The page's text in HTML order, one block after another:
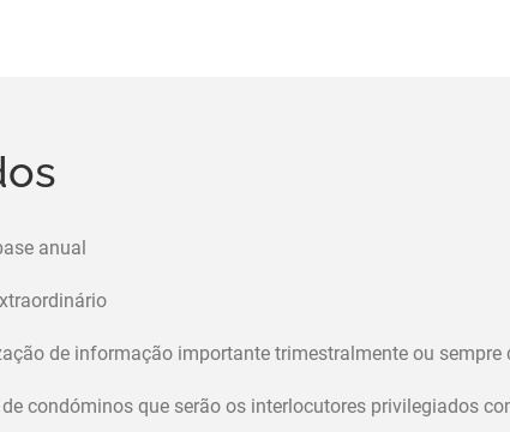
anual
de informação importante trimestralmente ou
condóminos que serão os interlocutores privilegiados